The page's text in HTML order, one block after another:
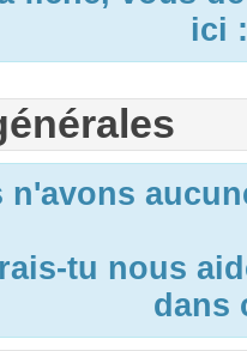
ici
n'avons
tu nous
dans